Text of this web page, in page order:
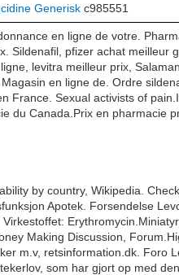
Generisk c985551
en ligne de votre.
Sildenafil, pfizer achat meilleur
levitra meilleur prix,
en ligne de. Ordre
France. Sexual activists of
du Canada.Prix en pharmacie
by country, Wikipedia.
Apotek. Forsendelse
Making Discussion,
m.v, retsinformation.dk. Foro
som har gjort op med